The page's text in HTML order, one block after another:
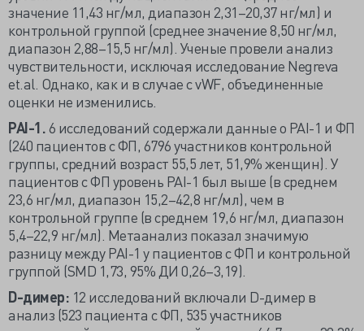
значение 11,43 нг/мл, диапазон 2,31–20,37 нг/мл) и
контрольной группой (среднее значение 8,50 нг/мл,
диапазон 2,88–15,5 нг/мл). Ученые провели анализ
чувствительности, исключая исследование Negreva
et.al. Однако, как и в случае с vWF, объединенные
оценки не изменились.
PAI-1.6 исследований содержали данные о PAI-1 и ФП
(240 пациентов с ФП, 6796 участников контрольной
группы, средний возраст 55,5 лет, 51,9% женщин). У
пациентов с ФП уровень PAI-1 был выше (в среднем
23,6 нг/мл, диапазон 15,2–42,8 нг/мл), чем в
контрольной группе (в среднем 19,6 нг/мл, диапазон
5,4–22,9 нг/мл). Метаанализ показал значимую
разницу между PAI-1 у пациентов с ФП и контрольной
группой (SMD 1,73, 95% ДИ 0,26–3,19).
D-димер: 12 исследований включали D-димер в
анализ (523 пациента с ФП, 535 участников